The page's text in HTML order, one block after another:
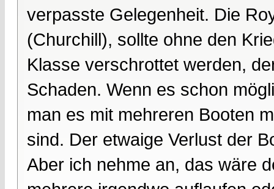
verpasste Gelegenheit. Die
(Churchill), sollte ohne den
Klasse verschrottet werden,
Schaden. Wenn es schon
man es mit mehreren Booten
sind. Der etwaige Verlust der
Aber ich nehme an, das wäre